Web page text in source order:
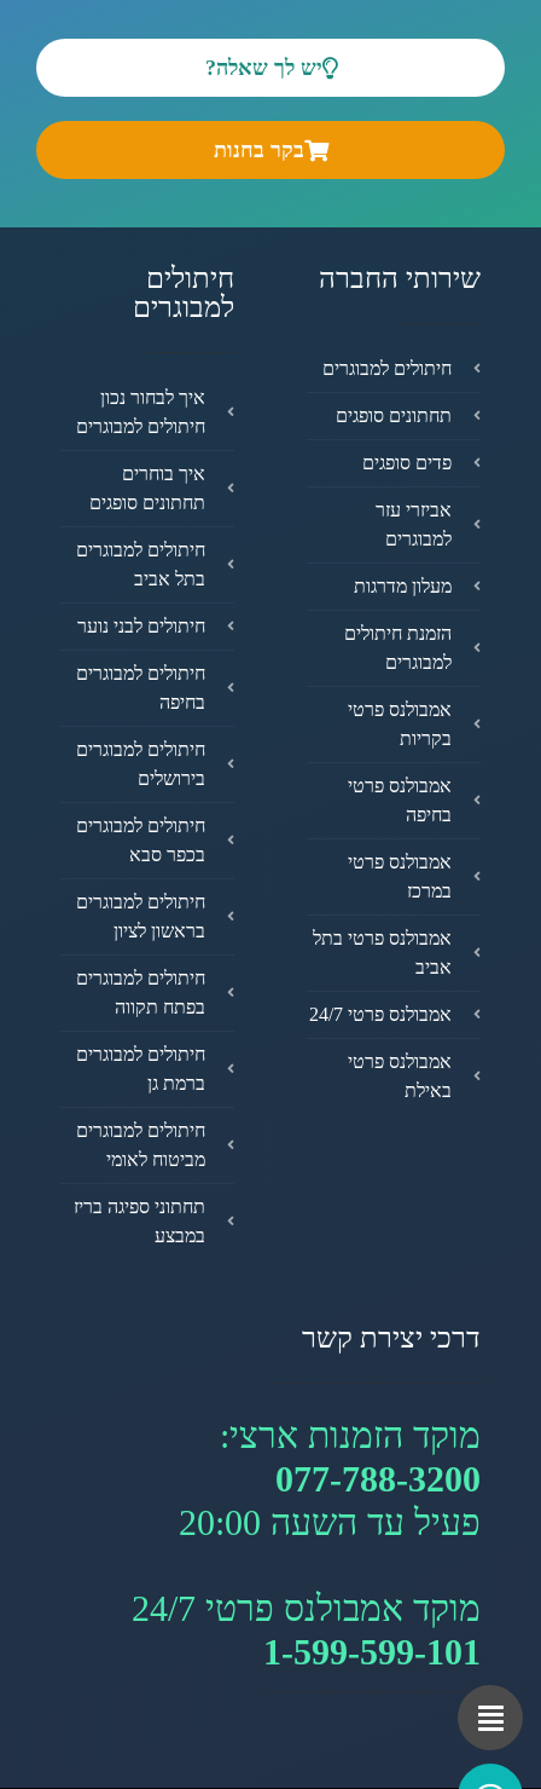
יש לך שאלה?
בקר בחנות
שירותי החברה
חיתולים למבוגרים
תחתונים סופגים
פדים סופגים
אביזרי עזר
למבוגרים
מעלון מדרגות
הזמנת חיתולים
למבוגרים
אמבולנס פרטי
בקריות
אמבולנס פרטי
בחיפה
אמבולנס פרטי
במרכז
אמבולנס פרטי בתל
אביב
אמבולנס פרטי 24/7
אמבולנס פרטי
באילת
חיתולים
למבוגרים
איך לבחור נכון
חיתולים למבוגרים
איך בוחרים
תחתונים סופגים
חיתולים למבוגרים
בתל אביב
חיתולים לבני נוער
חיתולים למבוגרים
בחיפה
חיתולים למבוגרים
בירושלים
חיתולים למבוגרים
בכפר סבא
חיתולים למבוגרים
בראשון לציון
חיתולים למבוגרים
בפתח תקווה
חיתולים למבוגרים
ברמת גן
חיתולים למבוגרים
מביטוח לאומי
תחתוני ספיגה בריז
במבצע
דרכי יצירת קשר
מוקד הזמנות ארצי:
077-788-3200
פעיל עד השעה 20:00
מוקד אמבולנס פרטי 24/7
1-599-599-101